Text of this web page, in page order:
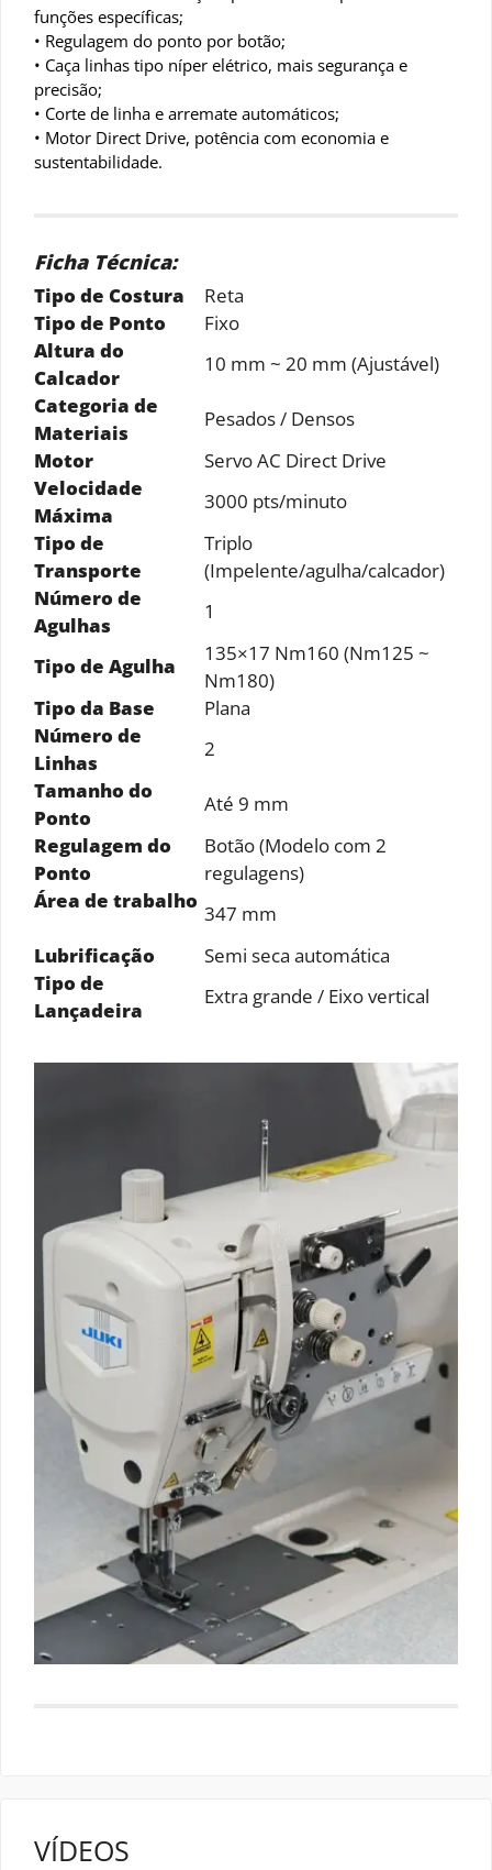
funções específicas;
• Regulagem do ponto por botão;
• Caça linhas tipo níper elétrico, mais segurança e
precisão;
• Corte de linha e arremate automáticos;
• Motor Direct Drive, potência com economia e
sustentabilidade.
Ficha Técnica:
Tipo de Costura
Reta
Tipo de Ponto
Fixo
Altura do
Calcador
10 mm ~ 20 mm (Ajustável)
Categoria de
Materiais
Pesados / Densos
Motor
Servo AC Direct Drive
Velocidade
Máxima
3000 pts/minuto
Tipo de
Transporte
Triplo
(Impelente/agulha/calcador)
Número de
Agulhas
1
Tipo de Agulha
135×17 Nm160 (Nm125 ~
Nm180)
Tipo da Base
Plana
Número de
Linhas
2
Tamanho do
Ponto
Até 9 mm
Regulagem do
Ponto
Botão (Modelo com 2
regulagens)
Área de trabalho
347 mm
Lubrificação
Semi seca automática
Tipo de
Lançadeira
Extra grande / Eixo vertical
VÍDEOS